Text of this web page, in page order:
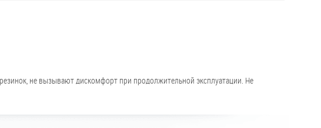
не вызывают дискомфорт при продолжительной эксплуатации. Не